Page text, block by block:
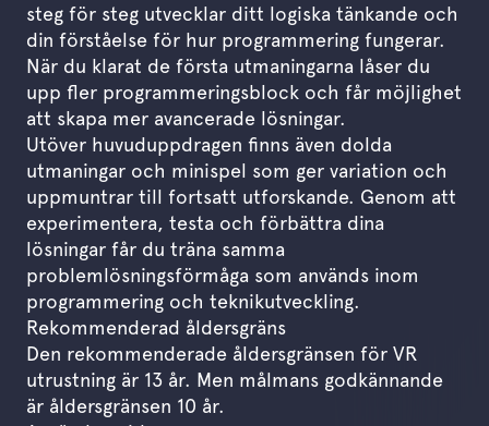
steg för steg utvecklar ditt logiska tänkande och
din förståelse för hur programmering fungerar.
När du klarat de första utmaningarna låser du
upp fler programmeringsblock och får möjlighet
att skapa mer avancerade lösningar.
Utöver huvuduppdragen finns även dolda
utmaningar och minispel som ger variation och
uppmuntrar till fortsatt utforskande. Genom att
experimentera, testa och förbättra dina
lösningar får du träna samma
problemlösningsförmåga som används inom
programmering och teknikutveckling.
Rekommenderad åldersgräns
Den rekommenderade åldersgränsen för VR
utrustning är 13 år. Men målmans godkännande
är åldersgränsen 10 år.